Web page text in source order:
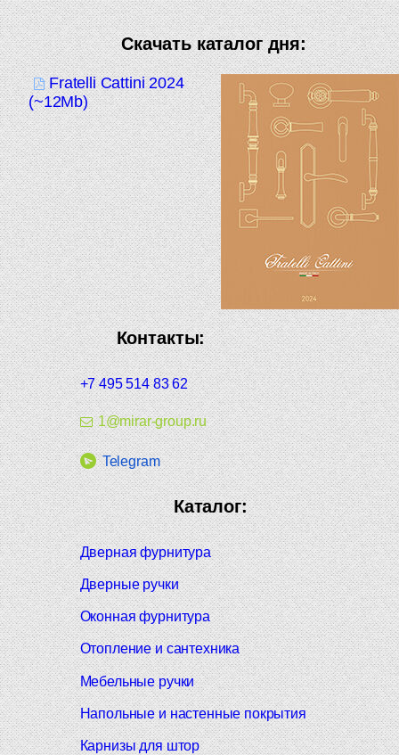
Скачать каталог дня:
Fratelli Cattini 2024
(~12Mb)
Контакты:
+7 495 514 83 62
1@mirar-group.ru
Telegram
Каталог:
Дверная фурнитура
Дверные ручки
Оконная фурнитура
Отопление и сантехника
Мебельные ручки
Напольные и настенные покрытия
Карнизы для штор